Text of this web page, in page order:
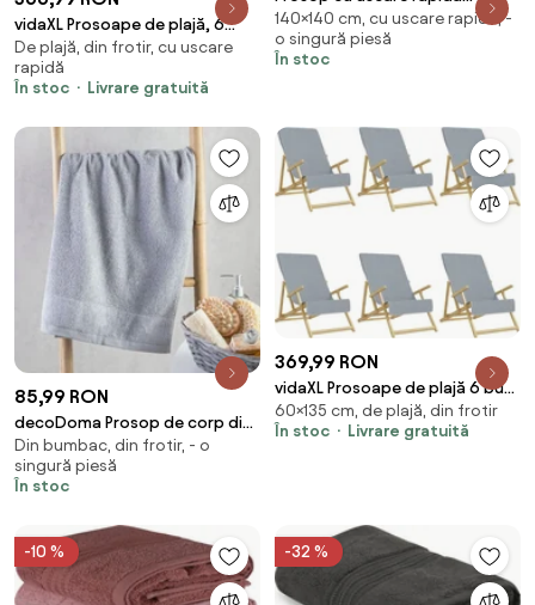
vidaXL Prosoape de plajă, 6
buc., antracit, 60x135 cm, textil
400 GSM
De plajă, din frotir, cu uscare
rapidă
În stoc
Livrare gratuită
SWIFTURA 70x140 cm albastru,
100% microfibra
140×140 cm, cu uscare rapidă, -
o singură piesă
În stoc
85,99 RON
decoDoma Prosop de corp din
frotir VITO, gri, 70 x 140 cm
Din bumbac, din frotir, - o
singură piesă
În stoc
369,99 RON
vidaXL Prosoape de plajă 6 buc.
gri 60x135 cm textil 400 GSM
60×135 cm, de plajă, din frotir
În stoc
Livrare gratuită
-10 % -32 %